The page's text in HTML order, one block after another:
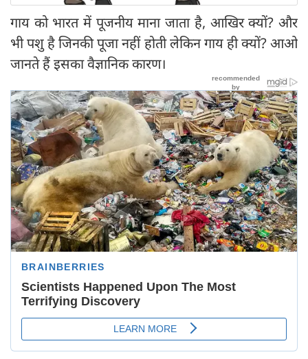
गाय को भारत में पूजनीय माना जाता है, आखिर क्यों? और
भी पशु है जिनकी पूजा नहीं होती लेकिन गाय ही क्यों? आओ
जानते हैं इसका वैज्ञानिक कारण।